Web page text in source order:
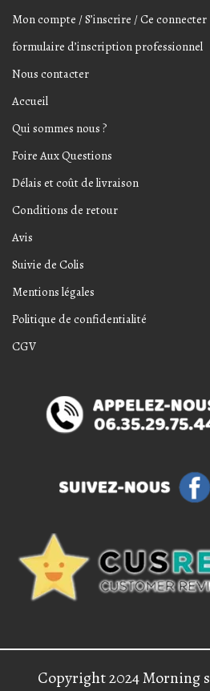
Mon compte / S’inscrire / Ce connecter
formulaire d’inscription professionnel
Nous contacter
Accueil
Qui sommes nous ?
Foire Aux Questions
Délais et coût de livraison
Conditions de retour
Avis
Suivie de Colis
Mentions légales
Politique de confidentialité
CGV
Copyright 2024 Morning